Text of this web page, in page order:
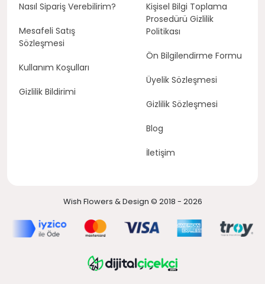
Nasıl Sipariş Verebilirim?
Mesafeli Satış
Sözleşmesi
Kullanım Koşulları
Gizlilik Bildirimi
Kişisel Bilgi Toplama
Prosedürü Gizlilik
Politikası
Ön Bilgilendirme Formu
Üyelik Sözleşmesi
Gizlilik Sözleşmesi
Blog
İletişim
Wish Flowers & Design © 2018 - 2026